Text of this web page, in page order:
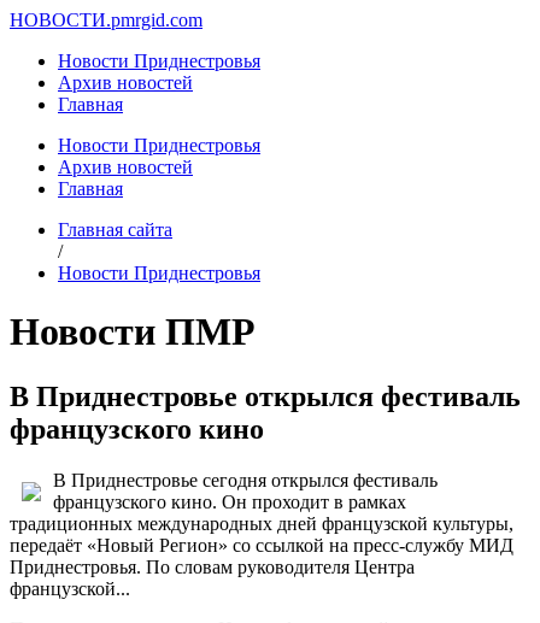
НОВОСТИ.pmrgid.com
Новости Приднестровья
Архив новостей
Главная
Новости Приднестровья
Архив новостей
Главная
Главная сайта
/
Новости Приднестровья
Новости ПМР
В Приднестровье открылся фестиваль
французского кино
В Приднестровье сегодня открылся фестиваль
французского кино. Он проходит в рамках
традиционных международных дней французской культуры,
передаёт «Новый Регион» со ссылкой на пресс-службу МИД
Приднестровья. По словам руководителя Центра
французской...